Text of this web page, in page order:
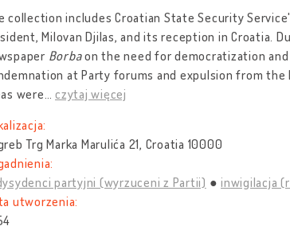
collection includes Croatian State Security
Milovan Djilas, and its reception in Croatia.
Borbaon the need for democratization
at Party forums and expulsion from the
were… czytaj więcej
Trg Marka Marulića 21, Croatia 10000
partyjni (wyrzuceni z Partii)
inwigilacja
utworzenia: